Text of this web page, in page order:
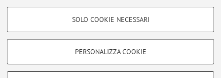
COOKIE DI PROFILAZIONE - FACOLTATIVI
SOLO COOKIE NECESSARI
PERSONALIZZA COOKIE
Area riservata
Accedi tramiteloginper gestire tutti i contenuti del sito.